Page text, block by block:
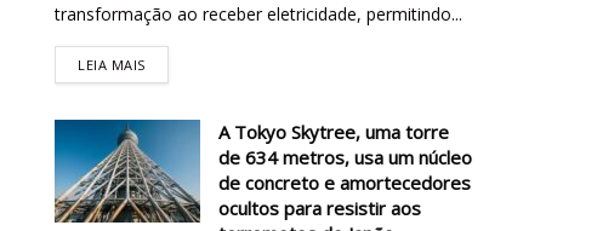
transformação ao receber eletricidade, permitindo...
LEIA MAIS
A Tokyo Skytree, uma torre
de 634 metros, usa um núcleo
de concreto e amortecedores
ocultos para resistir aos